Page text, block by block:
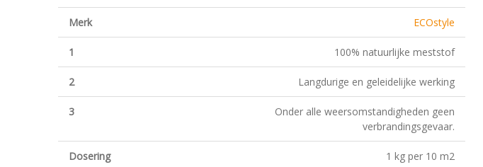
Merk ECOstyle
1 100% natuurlijke meststof
2 Langdurige en geleidelijke werking
3
Onder alle weersomstandigheden geen
verbrandingsgevaar.
Dosering 1 kg per 10 m2